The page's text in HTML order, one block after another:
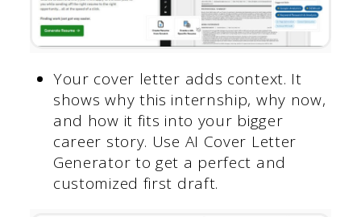
Your cover letter adds context. It
shows why this internship, why now,
and how it fits into your bigger
career story. Use AI Cover Letter
Generator to get a perfect and
customized first draft.